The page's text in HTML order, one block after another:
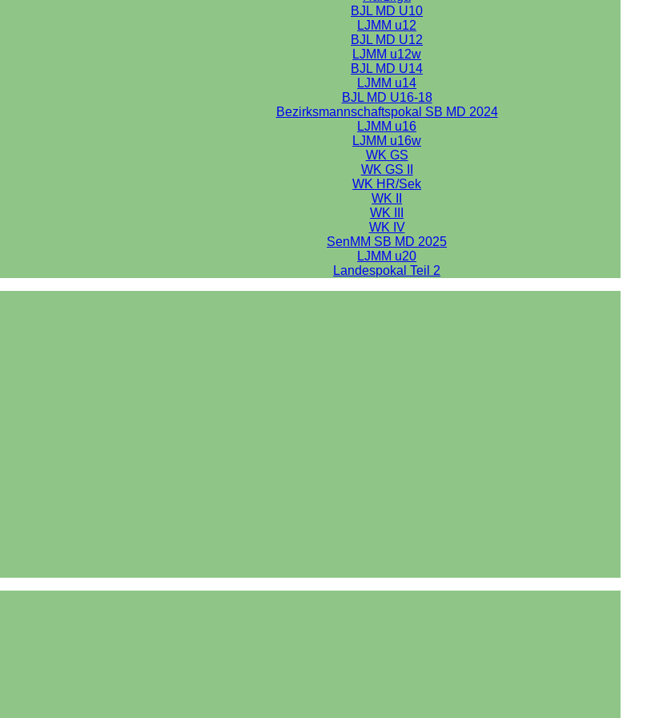
BJL MD U10
LJMM u12
BJL MD U12
LJMM u12w
BJL MD U14
LJMM u14
BJL MD U16-18
Bezirksmannschaftspokal SB MD 2024
LJMM u16
LJMM u16w
WK GS
WK GS II
WK HR/Sek
WK II
WK III
WK IV
SenMM SB MD 2025
LJMM u20
Landespokal Teil 2